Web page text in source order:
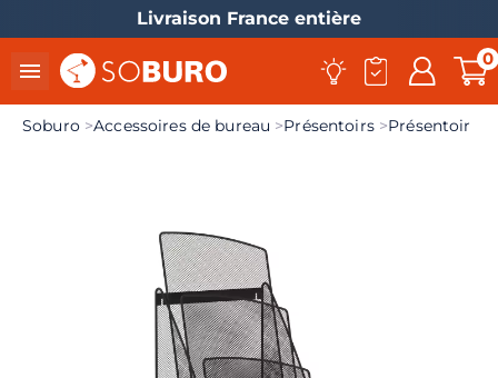
Livraison France entière
 0
Soburo Accessoires de bureau Présentoirs Présentoir